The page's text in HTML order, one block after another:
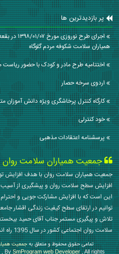
پر بازدیدترین ها
اجرای طرح
همیاران سلامت شکوفه مردم گلوگاه
اختتامیه طرح مادر و کودک با حضور
اردوی سرخه حصار
کارگاه کنترل پرخاشگری ویژه دانش آموزان
خود کنترلی
پرسشنامه اعتقادات مذهبی
جمعیت همیاران سلامت روان
جمعیت همیاران سلامت روان با هدف افزایش
افزایش سطح سلامت روان و پیشگیری از آسیب
این است که با افزایش مشارکت جویی و
توانیم در ارتقای سطح کیفیت زندگی اقشار
تلاش و پیگیری مستمر جناب آقای حمید
سلامت روان اجتماعی کشور در سال 1395 راه اندازی گردید.
تمامی حقوق محفوظ و متعلق بهجمعیت
, BySmProgram web Developer, All rights